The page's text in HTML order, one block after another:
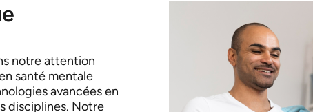
notre attention
santé mentale
avancées en
disciplines. Notre